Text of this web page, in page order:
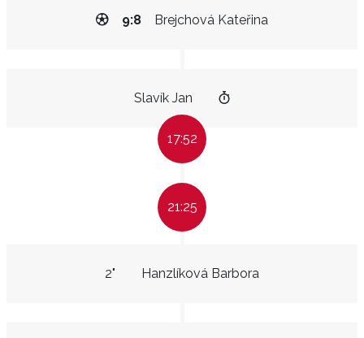
Brejchová Kateřina
9:8
Slavík Jan
17:52
21:25
Hanzlíková Barbora
2"